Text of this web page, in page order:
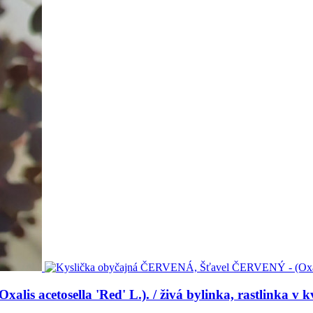
acetosella 'Red' L.). / živá bylinka, rastlinka v